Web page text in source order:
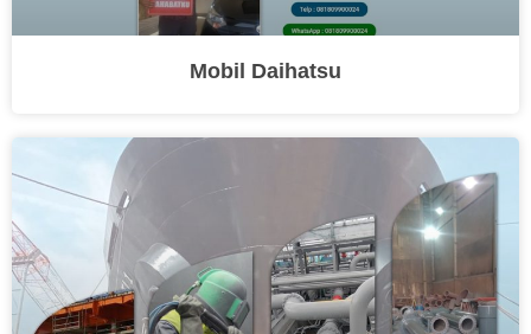
Mobil Daihatsu